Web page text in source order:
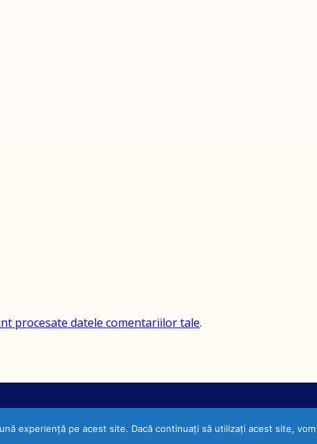
procesate datele comentariilor tale.
experiență pe acest site. Dacă continuați să utilizați acest site,